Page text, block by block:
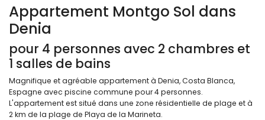
Appartement Montgo Sol dans
Denia
pour 4 personnes avec 2 chambres et
1 salles de bains
Magnifique et agréable appartement à Denia, Costa Blanca,
Espagne avec piscine commune pour 4 personnes.
L'appartement est situé dans une zone résidentielle de plage et à
2 km de la plage de Playa de la Marineta.